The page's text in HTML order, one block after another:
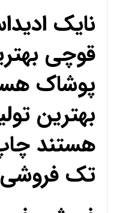
نایک
قوچی
پوشاک
بهترین
تک